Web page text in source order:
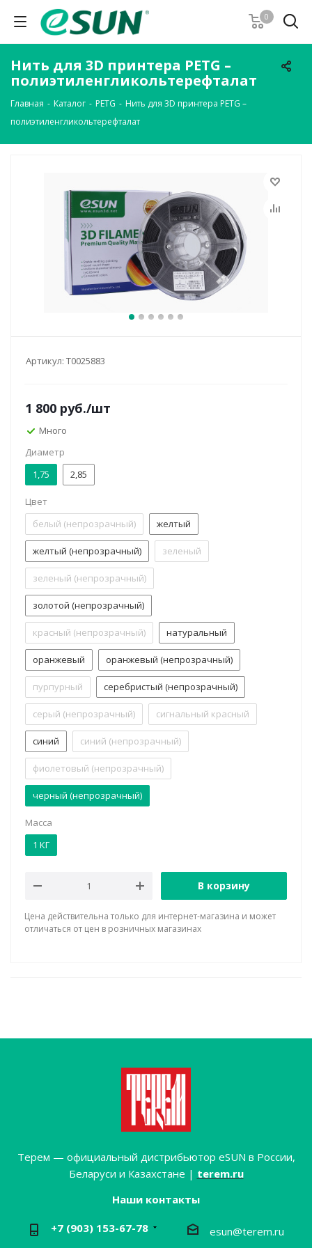
0
Нить для 3D принтера PETG –
полиэтиленгликольтерефталат
Главная - Каталог - PETG - Нить для 3D принтера PETG –
полиэтиленгликольтерефталат
Артикул: Т0025883
1 800 руб./шт
Много
Диаметр
1,75
2,85
Цвет
белый (непрозрачный)
желтый
желтый (непрозрачный) зеленый
зеленый (непрозрачный)
золотой (непрозрачный)
красный (непрозрачный) натуральный
оранжевый оранжевый (непрозрачный)
пурпурный серебристый (непрозрачный)
серый (непрозрачный) сигнальный красный
синий синий (непрозрачный)
фиолетовый (непрозрачный)
черный (непрозрачный)
Масса
1 КГ
В корзину
Цена действительна только для интернет-магазина и может
отличаться от цен в розничных магазинах
Терем — официальный дистрибьютор eSUN в России,
Беларуси и Казахстане | terem.ru
Наши контакты
+7 (903) 153-67-78 esun@terem.ru